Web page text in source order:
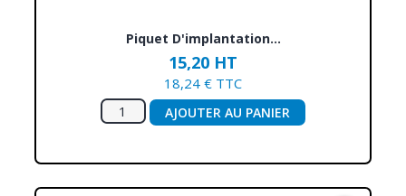
Piquet D'implantation...
15,20 HT
18,24 € TTC
AJOUTER AU PANIER